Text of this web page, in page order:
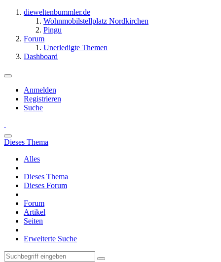
dieweltenbummler.de
Wohnmobilstellplatz Nordkirchen
Pingu
Forum
Unerledigte Themen
Dashboard
Anmelden
Registrieren
Suche
Dieses Thema
Alles
Dieses Thema
Dieses Forum
Forum
Artikel
Seiten
Erweiterte Suche